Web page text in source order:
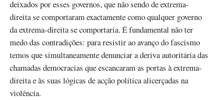
deixados por esses governos, que não sendo de extrema-
direita se comportaram exactamente como qualquer governo
da extrema-direita se comportaria. É fundamental não ter
medo das contradições: para resistir ao avanço do fascismo
temos que simultaneamente denunciar a deriva autoritária das
chamadas democracias que escancaram as portas à extrema-
direita e às suas lógicas de acção política alicerçadas na
violência.